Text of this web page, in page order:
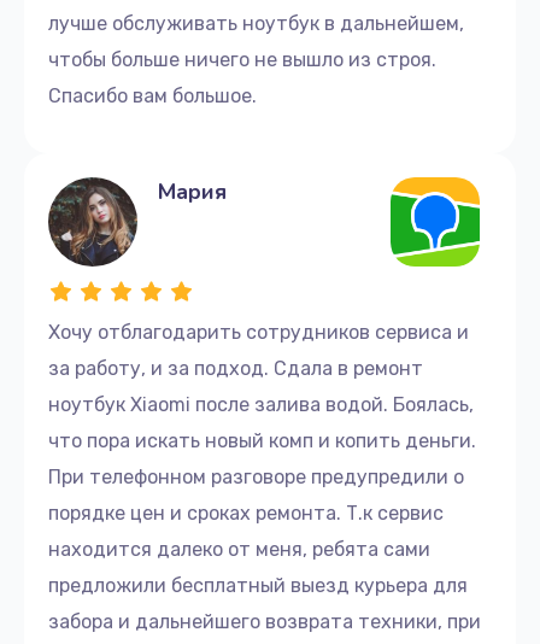
лучше обслуживать ноутбук в дальнейшем,
чтобы больше ничего не вышло из строя.
Спасибо вам большое.
Хочу отблагодарить сотрудников сервиса и
за работу, и за подход. Сдала в ремонт
ноутбук Xiaomi после залива водой. Боялась,
что пора искать новый комп и копить деньги.
При телефонном разговоре предупредили о
порядке цен и сроках ремонта. Т.к сервис
находится далеко от меня, ребята сами
предложили бесплатный выезд курьера для
забора и дальнейшего возврата техники, при
Мария